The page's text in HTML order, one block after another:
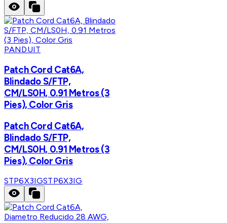
PANDUIT
Patch Cord Cat6A,
Blindado S/FTP,
CM/LS0H, 0.91 Metros (3
Pies), Color Gris
Patch Cord Cat6A,
Blindado S/FTP,
CM/LS0H, 0.91 Metros (3
Pies), Color Gris
STP6X3IGSTP6X3IG